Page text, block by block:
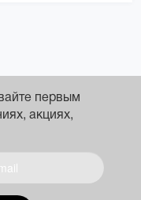
первым
акциях,